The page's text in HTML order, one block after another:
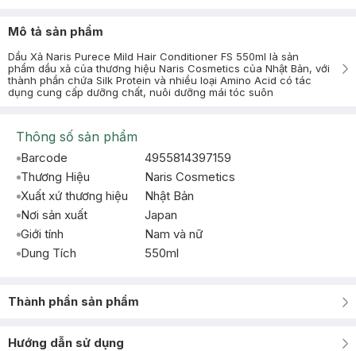
Mô tả sản phẩm
Dầu Xả Naris Purece Mild Hair Conditioner FS 550ml là sản
phẩm dầu xả của thương hiệu Naris Cosmetics của Nhật Bản, với
thành phần chứa Silk Protein và nhiều loại Amino Acid có tác
dụng cung cấp dưỡng chất, nuôi dưỡng mái tóc suôn
Thông số sản phẩm
Barcode
4955814397159
Thương Hiệu
Naris Cosmetics
Xuất xứ thương hiệu
Nhật Bản
Nơi sản xuất
Japan
Giới tính
Nam và nữ
Dung Tích
550ml
Thành phần sản phẩm
Hướng dẫn sử dụng